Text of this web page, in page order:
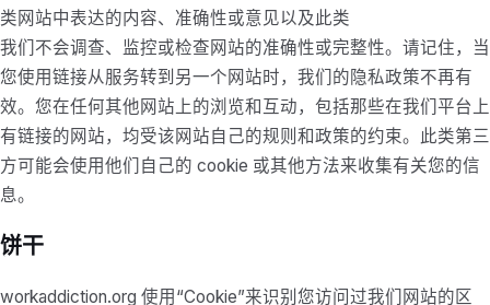
类网站中表达的内容、准确性或意见以及此类
我们不会调查、监控或检查网站的准确性或完整性。请记住，当
您使用链接从服务转到另一个网站时，我们的隐私政策不再有
效。您在任何其他网站上的浏览和互动，包括那些在我们平台上
有链接的网站，均受该网站自己的规则和政策的约束。此类第三
方可能会使用他们自己的 cookie 或其他方法来收集有关您的信
息。
饼干
workaddiction.org 使用“Cookie”来识别您访问过我们网站的区